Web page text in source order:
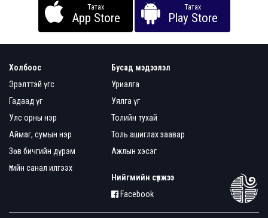
Татах
App Store
Татах
Play Store
Холбоос
Эрэлттэй үгс
Гадаад үг
Улс орны нэр
Аймаг, сумын нэр
Зөв бичгийн дүрэм
Үгийн санал илгээх
Бусад мэдээлэл
Уриалга
Уялга үг
Толийн тухай
Толь ашиглах заавар
Ажлын хэсэг
Нийгмийн сүлжээ
Facebook